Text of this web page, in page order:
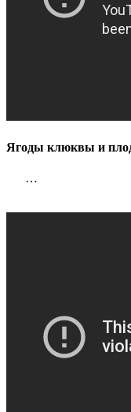
Ягоды клюквы и
…